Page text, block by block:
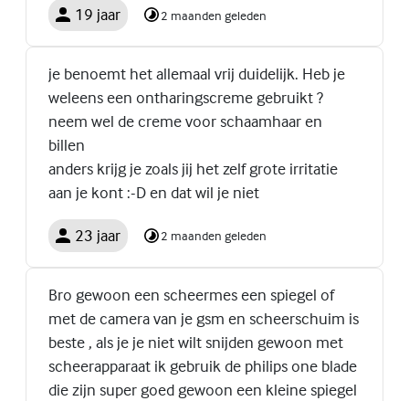
19 jaar 2 maanden geleden
je benoemt het allemaal vrij duidelijk. Heb je
weleens een ontharingscreme gebruikt ?
neem wel de creme voor schaamhaar en
billen
anders krijg je zoals jij het zelf grote irritatie
aan je kont :-D en dat wil je niet
23 jaar 2 maanden geleden
Bro gewoon een scheermes een spiegel of
met de camera van je gsm en scheerschuim is
beste , als je je niet wilt snijden gewoon met
scheerapparaat ik gebruik de philips one blade
die zijn super goed gewoon een kleine spiegel